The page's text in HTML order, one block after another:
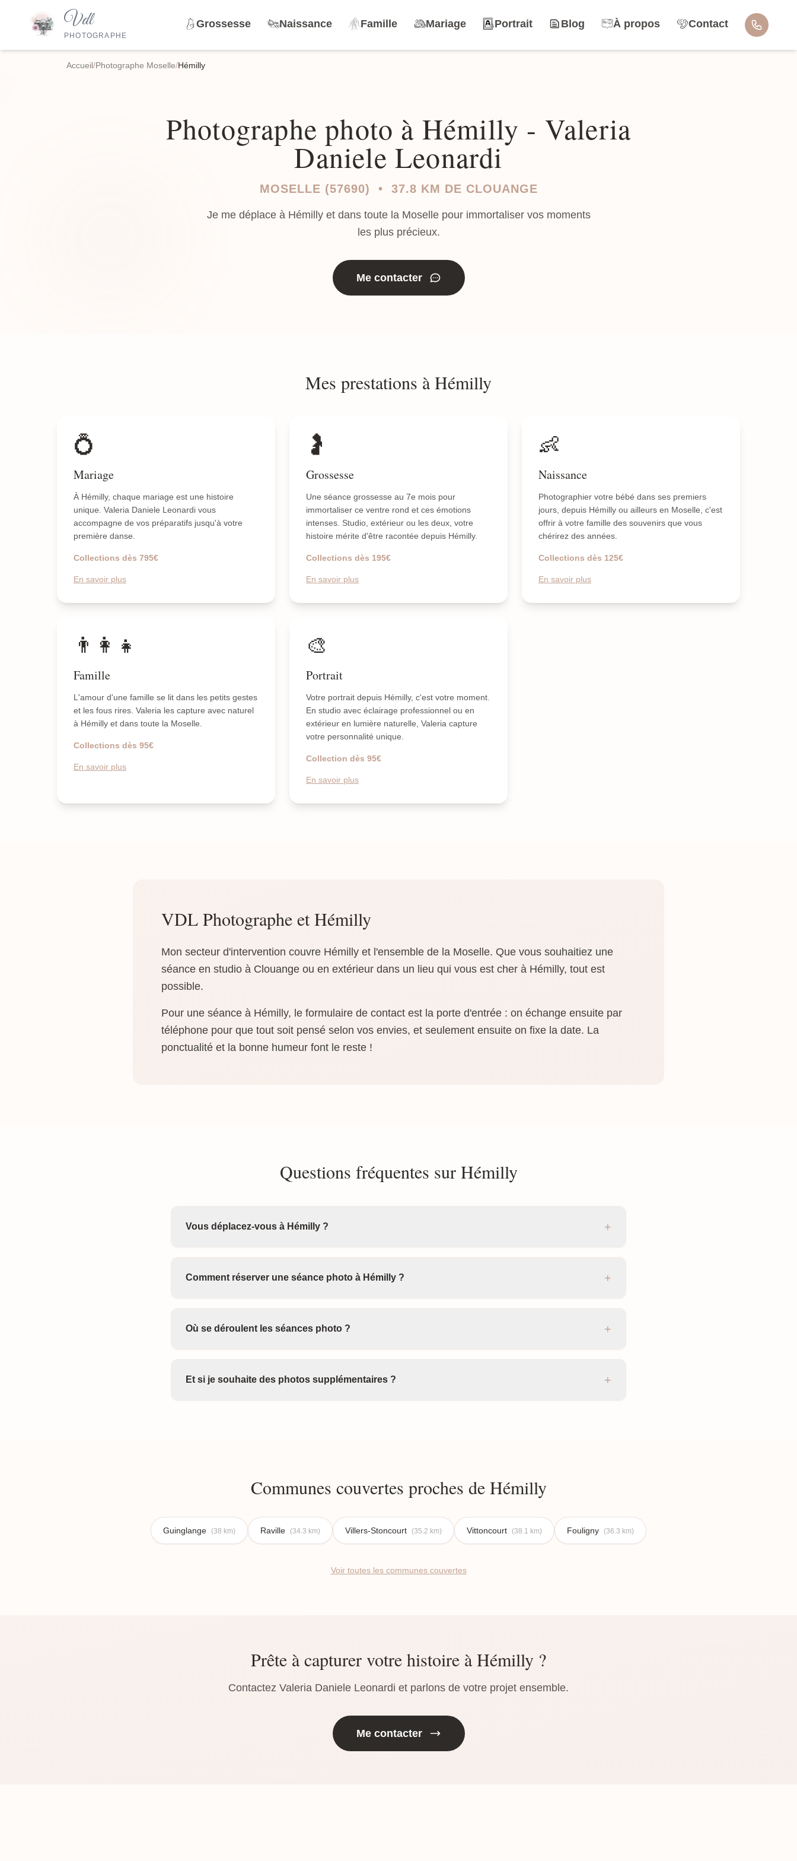
Vdl
PHOTOGRAPHE
Grossesse Naissance Famille Mariage Portrait Blog À propos Contact
Accueil/Photographe Moselle/Hémilly
Photographe photo à Hémilly - Valeria
Daniele Leonardi
MOSELLE (57690) • 37.8 KM DE CLOUANGE
Je me déplace à Hémilly et dans toute la Moselle pour immortaliser vos moments
les plus précieux.
Me contacter
Mes prestations à Hémilly
💍
Mariage
À Hémilly, chaque mariage est une histoire
unique. Valeria Daniele Leonardi vous
accompagne de vos préparatifs jusqu'à votre
première danse.
Collections dès 795€
En savoir plus
🤰
Grossesse
Une séance grossesse au 7e mois pour
immortaliser ce ventre rond et ces émotions
intenses. Studio, extérieur ou les deux, votre
histoire mérite d'être racontée depuis Hémilly.
Collections dès 195€
En savoir plus
👶
Naissance
Photographier votre bébé dans ses premiers
jours, depuis Hémilly ou ailleurs en Moselle, c'est
offrir à votre famille des souvenirs que vous
chérirez des années.
Collections dès 125€
En savoir plus
👨‍👩‍👧
Famille
L'amour d'une famille se lit dans les petits gestes
et les fous rires. Valeria les capture avec naturel
à Hémilly et dans toute la Moselle.
Collections dès 95€
En savoir plus
🎨
Portrait
Votre portrait depuis Hémilly, c'est votre moment.
En studio avec éclairage professionnel ou en
extérieur en lumière naturelle, Valeria capture
votre personnalité unique.
Collection dès 95€
En savoir plus
VDL Photographe et Hémilly
Mon secteur d'intervention couvre Hémilly et l'ensemble de la Moselle. Que vous souhaitiez une
séance en studio à Clouange ou en extérieur dans un lieu qui vous est cher à Hémilly, tout est
possible.
Pour une séance à Hémilly, le formulaire de contact est la porte d'entrée : on échange ensuite par
téléphone pour que tout soit pensé selon vos envies, et seulement ensuite on fixe la date. La
ponctualité et la bonne humeur font le reste !
Questions fréquentes sur Hémilly
Vous déplacez-vous à Hémilly ? +
Comment réserver une séance photo à Hémilly ? +
Où se déroulent les séances photo ? +
Et si je souhaite des photos supplémentaires ? +
Communes couvertes proches de Hémilly
Guinglange (38 km) Raville (34.3 km) Villers-Stoncourt (35.2 km) Vittoncourt (38.1 km) Fouligny (36.3 km)
Voir toutes les communes couvertes
Prête à capturer votre histoire à Hémilly ?
Contactez Valeria Daniele Leonardi et parlons de votre projet ensemble.
Me contacter